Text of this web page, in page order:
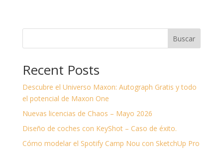
Buscar
Recent Posts
Descubre el Universo Maxon: Autograph Gratis y todo
el potencial de Maxon One
Nuevas licencias de Chaos – Mayo 2026
Diseño de coches con KeyShot – Caso de éxito.
Cómo modelar el Spotify Camp Nou con SketchUp Pro